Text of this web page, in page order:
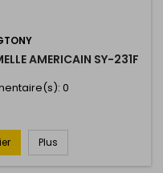
AMERICAIN SY-231F
0
Plus